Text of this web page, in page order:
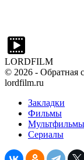
LORDFILM
© 2026 - Обратная
lordfilm.ru
Закладки
Фильмы
Мультфильмы
Сериалы